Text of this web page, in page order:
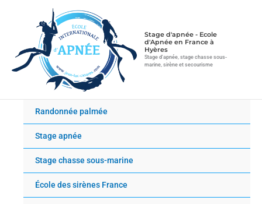
Stage d'apnée - Ecole
d'Apnée en France à
Hyères
Stage d'apnée, stage chasse sous-
marine, sirène et secourisme
Randonnée palmée
Stage apnée
Stage chasse sous-marine
École des sirènes France